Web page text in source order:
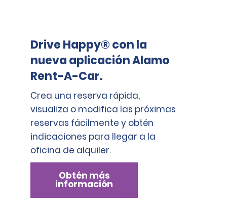
incumplimiento del contrato y se incurrirá en una multa de
1210 EUR IVA incluido).
Drive Happy® con la
nueva aplicación Alamo
Rent-A-Car.
Crea una reserva rápida,
visualiza o modifica las próximas
reservas fácilmente y obtén
indicaciones para llegar a la
oficina de alquiler.
Obtén más
información